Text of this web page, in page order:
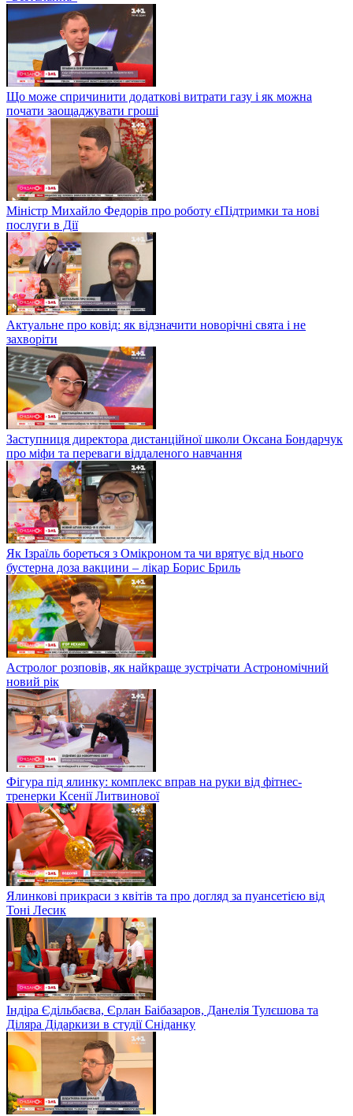
Що може спричинити додаткові витрати газу і як можна
почати заощаджувати гроші
Міністр Михайло Федорів про роботу єПідтримки та нові
послуги в Дії
Актуальне про ковід: як відзначити новорічні свята і не
захворіти
Заступниця директора дистанційної школи Оксана Бондарчук
про міфи та переваги віддаленого навчання
Як Ізраїль бореться з Омікроном та чи врятує від нього
бустерна доза вакцини – лікар Борис Бриль
Астролог розповів, як найкраще зустрічати Астрономічний
новий рік
Фігура під ялинку: комплекс вправ на руки від фітнес-
тренерки Ксенії Литвинової
Ялинкові прикраси з квітів та про догляд за пуансетією від
Тоні Лесик
Індіра Єдільбаєва, Єрлан Баібазаров, Данелія Тулєшова та
Діляра Дідаркизи в студії Сніданку